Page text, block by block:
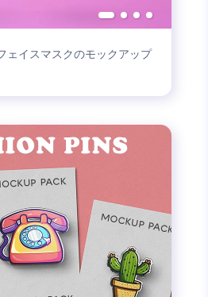
ェイスマスクのモックアップ